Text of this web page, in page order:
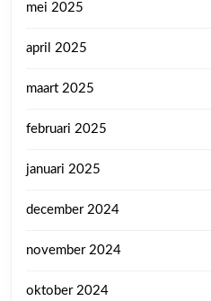
mei 2025
april 2025
maart 2025
februari 2025
januari 2025
december 2024
november 2024
oktober 2024